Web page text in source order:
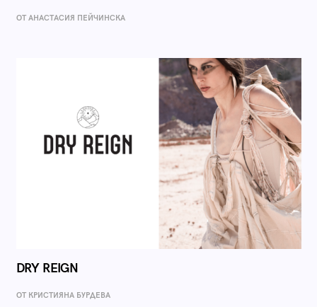
ОТ AНАСТАСИЯ ПЕЙЧИНСКА
DRY REIGN
ОТ КРИСТИЯНА БУРДЕВА